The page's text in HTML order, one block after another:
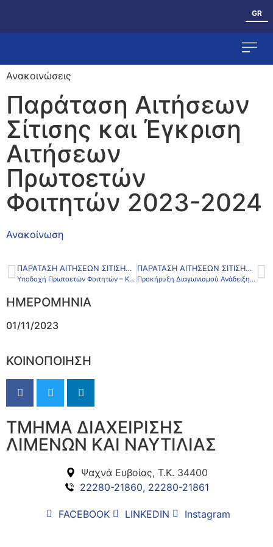
GR
Ανακοινώσεις
Παράταση Αιτήσεων
Σίτισης και Έγκριση
Αιτήσεων
Πρωτοετών
Φοιτητών 2023-2024
Ανακοίνωση
ΠΑΡΆΤΑΣΗ ΑΙΤΉΣΕΩΝ ΣΊΤΙΣΗΣ ΚΑΙ ΈΓΚΡΙΣΗ ΑΙΤΉΣΕΩΝ ΠΡΩΤΟΕΤΏΝ ΦΟΙΤΗΤΏΝ 2023-2024
Υποδοχή Πρωτοετών Φοιτητών – Κεντρικό Κτήριο (Πανεπιστημίου 30)
ΠΑΡΆΤΑΣΗ ΑΙΤΉΣΕΩΝ ΣΊΤΙΣΗΣ ΚΑΙ ΈΓΚΡΙΣΗ ΑΙΤΉΣΕΩΝ ΠΡΩΤΟΕΤΏΝ ΦΟΙΤΗΤΏΝ 2023-2024
Προκήρυξη Διαγωνισμού Ανάδειξης Υποτρόφων Ακαδημαϊκού Έτους 2021-2022 από τα Έσοδα Κληροδοτημάτων, που Υπάγονται στην Άμεση Διαχείριση του Υπουργείου Εθνικής Οικονομίας & Οικονομικών.
ΗΜΕΡΟΜΗΝΙΑ
01/11/2023
ΚΟΙΝΟΠΟΙΗΣΗ
ΤΜΗΜΑ ΔΙΑΧΕΙΡΙΣΗΣ
ΛΙΜΕΝΩΝ ΚΑΙ ΝΑΥΤΙΛΙΑΣ
Ψαχνά Ευβοίας, Τ.Κ. 34400
22280-21860, 22280-21861
FACEBOOK LINKEDIN Instagram